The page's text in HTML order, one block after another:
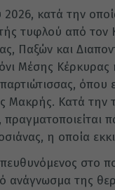
κατά την
τυφλού από
Παξών και
Μέσης
όπου
Μακρής. Κατά
πραγματοποιείται
η οποία
στο
ανάγνωσμα της